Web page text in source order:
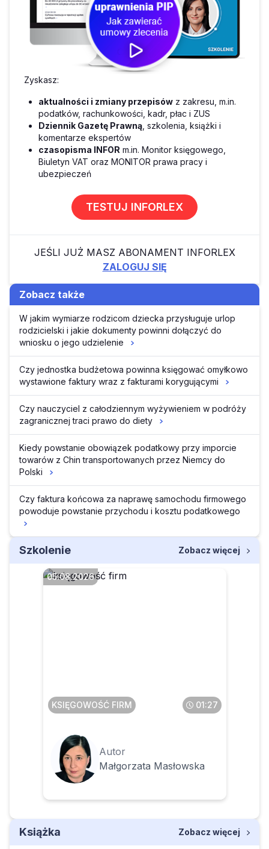
Zyskasz:
aktualności i zmiany przepisów z zakresu, m.in.
podatków, rachunkowości, kadr, płac i ZUS
Dziennik Gazetę Prawną , szkolenia, książki i
komentarze ekspertów
czasopisma INFOR m.in. Monitor księgowego,
Biuletyn VAT oraz MONITOR prawa pracy i
ubezpieczeń
TESTUJ INFORLEX
JEŚLI JUŻ MASZ ABONAMENT INFORLEX
ZALOGUJ SIĘ
Zobacz także
W jakim wymiarze rodzicom dziecka przysługuje urlop
rodzicielski i jakie dokumenty powinni dołączyć do
wniosku o jego udzielenie
Czy jednostka budżetowa powinna księgować omyłkowo
wystawione faktury wraz z fakturami korygującymi
Czy nauczyciel z całodziennym wyżywieniem w podróży
zagranicznej traci prawo do diety
Kiedy powstanie obowiązek podatkowy przy imporcie
towarów z Chin transportowanych przez Niemcy do
Polski
Czy faktura końcowa za naprawę samochodu firmowego
powoduje powstanie przychodu i kosztu podatkowego
Szkolenie Zobacz więcej
05.08.2026
KSIĘGOWOŚĆ FIRM 01:27
Autor
Małgorzata Masłowska
Książka Zobacz więcej